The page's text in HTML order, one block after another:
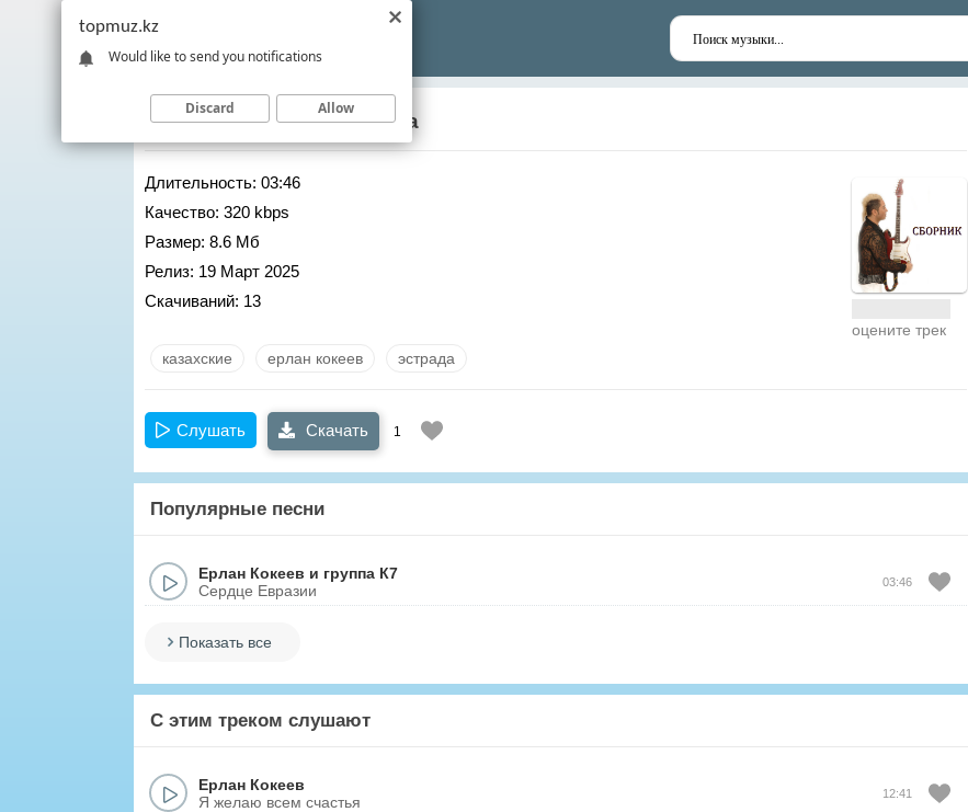
Ерлан Кокеев– Сарыарка
Длительность: 03:46
Качество: 320 kbps
Размер: 8.6 Мб
Релиз: 19 Март 2025
Скачиваний: 13
оцените трек
казахские ерлан кокеев эстрада
Слушать Скачать 1
Популярные песни
Ерлан Кокеев и группа К7
Сердце Евразии
03:46
Показать все
С этим треком слушают
Ерлан Кокеев
Я желаю всем счастья
12:41
topmuz.kz
Would like to send you notifications
Discard Allow